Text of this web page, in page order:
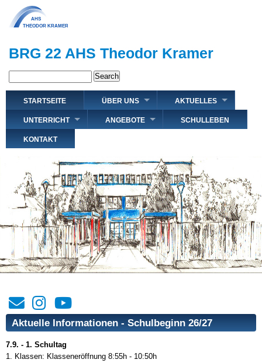
zum
Inhalt
BRG 22 AHS Theodor Kramer
Hauptnavigation
STARTSEITE ÜBER UNS AKTUELLES
UNTERRICHT ANGEBOTE SCHULLEBEN
KONTAKT
Aktuelle Informationen - Schulbeginn 26/27
7.9. - 1. Schultag
1. Klassen: Klasseneröffnung 8:55h - 10:50h